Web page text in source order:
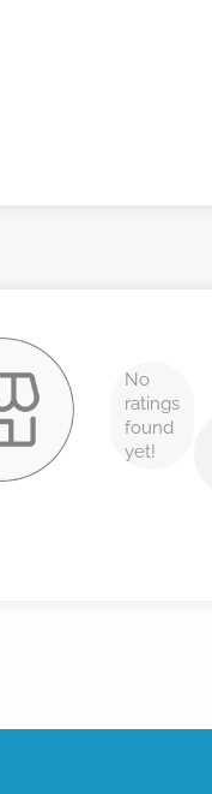
No
ratings
found
yet!